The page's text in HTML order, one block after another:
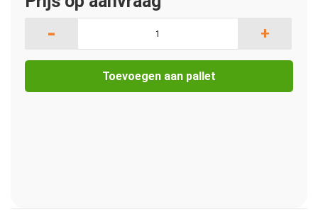
- +
Toevoegen aan pallet